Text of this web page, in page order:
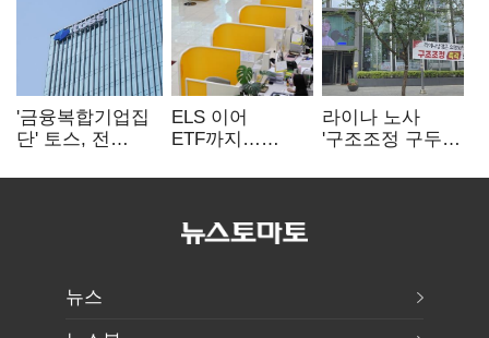
'금융복합기업집
단' 토스, 전
표준화
ELS 이어
ETF까지…
제동 걸린 은행
라이나 노사
'구조조정 구두
뉴스